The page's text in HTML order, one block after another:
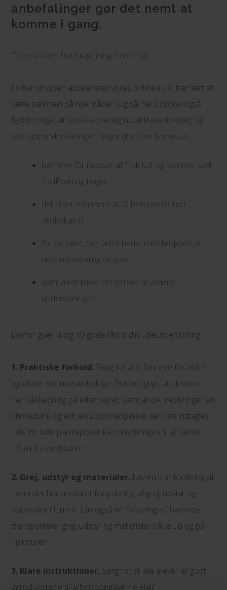
anbefalinger gør det nemt at
komme i gang.
Corona-tiden har bragt meget med sig.
Fx har virussen accelereret vores online-liv. Vi har lært at
være sammen på nye måder. Og så har Corona også
flyttet meget af vores skoledag ud af klasselokalet, og
med udeundervisningen følger der flere bonusser:
børnene får masser af frisk luft og kommer væk
fra iPads og bøger
det bliver nemmere at få bevægelse ind i
skoledagen
for de børn, der lærer bedst med kroppen, er
udeundervisning en gave
som lærer bliver det lettere at variere
undervisningen
Derfor giver vi dig 10 gode råd til din udeundervisning:
1. Praktiske forhold. Sørg for at informere forældre
og elever om udeskoledage. Det er vigtigt, at eleverne
har påklædning på efter vejret, samt at de medbringer en
drikkedunk og evt. en solid madpakke, der kan indtages
ude. En rulle plastikposer kan medbringes til at samle
affald fra madpakker i.
2. Grej, udstyr og materialer. Lav en klar fordeling af,
hvem der har ansvaret for pakning af grej, udstyr og
materialer til turen. Lav også en fordeling af, hvem der
transporterer grej, udstyr og materialer både ud og på
hjemturen.
3. Klare instruktioner. Sørg for at alle elever er godt
introducerede til arbejdsopgaverne eller